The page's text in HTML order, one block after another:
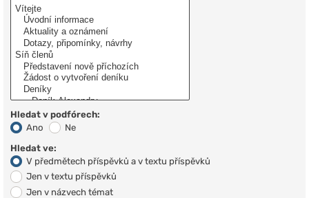
Hledat v podfórech:
Ano
Ne
Hledat ve:
V předmětech příspěvků a v textu příspěvků
Jen v textu příspěvků
Jen v názvech témat